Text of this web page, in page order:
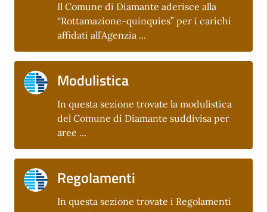
Il Comune di Diamante aderisce alla
“Rottamazione-quinquies” per i carichi
affidati all’Agenzia ...
Modulistica
In questa sezione trovate la modulistica
del Comune di Diamante suddivisa per
aree ...
Regolamenti
In questa sezione trovate i Regolamenti